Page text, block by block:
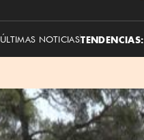
ÚLTIMAS NOTICIASTENDENCIAS: